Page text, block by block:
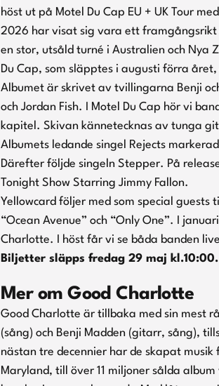
höst ut på Motel Du Cap EU + UK Tour
2026 har visat sig vara ett framgångsrikt
en stor, utsåld turné i Australien och Nya
Du Cap, som släpptes i augusti förra
Albumet är skrivet av tvillingarna Benji
och Jordan Fish. I Motel Du Cap hör vi
kapitel. Skivan kännetecknas av tunga
Albumets ledande singel Rejects
Därefter följde singeln Stepper. På
Tonight Show Starring Jimmy Fallon.
Yellowcard följer med som special guests
“Ocean Avenue” och “Only One”. I
Charlotte. I höst får vi se båda banden
Biljetter släpps fredag 29 maj kl.10:00.
Mer om Good Charlotte
Good Charlotte är tillbaka med sin mest
(sång) och Benji Madden (gitarr, sång),
nästan tre decennier har de skapat
Maryland, till över 11 miljoner sålda